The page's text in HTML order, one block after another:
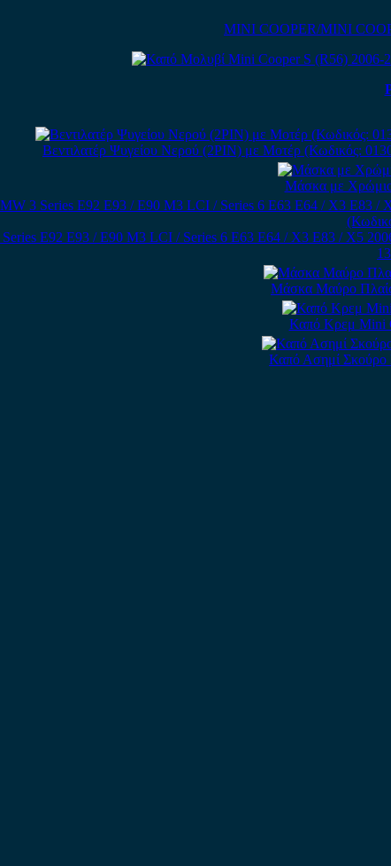
MINI COOPER/MINI
Βεντιλατέρ Ψυγείου Νερού (2PIN) με Μοτέρ (Κωδικός:
Μάσκα με
E92 E93 / E90 M3 LCI / Series 6 E63 E64 / X3 E83 / X5
Μάσκα Μαύρο
Καπό Κρεμ Mini
Καπό Ασημί